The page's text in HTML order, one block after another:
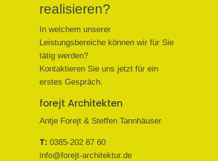
realisieren?
In welchem unserer
Leistungsbereiche können wir für Sie
tätig werden?
Kontaktieren Sie uns jetzt für ein
erstes Gespräch.
forejt Architekten
Antje Forejt & Steffen Tannhäuser
T: 0385-202 87 60
info@forejt-architektur.de